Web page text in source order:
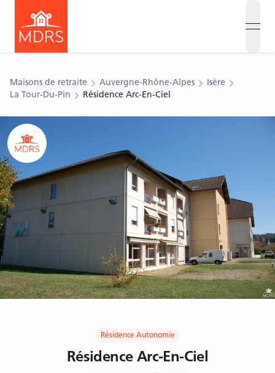
Maisons de retraite Auvergne-Rhône-Alpes
Isère
La Tour-Du-Pin
Résidence Arc-En-Ciel
le carousel
Résidence Autonomie
Résidence Arc-En-Ciel